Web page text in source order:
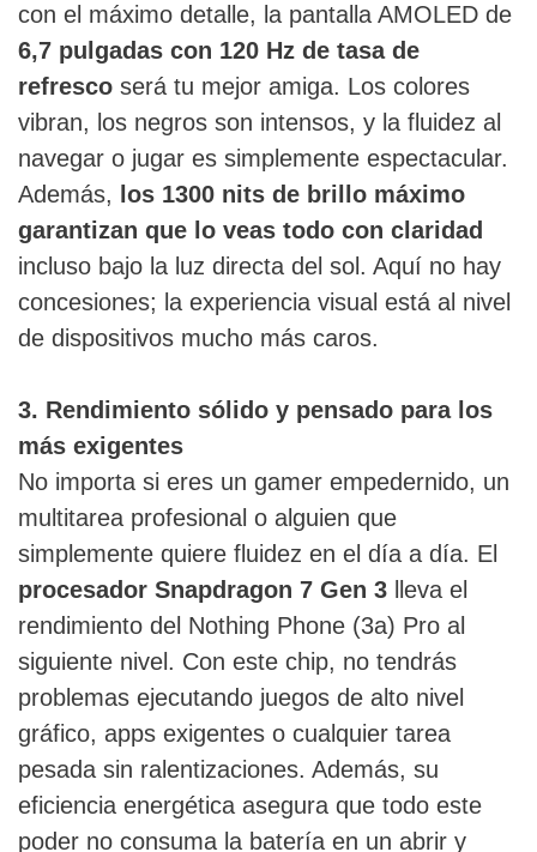
con el máximo detalle, la pantalla AMOLED de
6,7 pulgadas con 120 Hz de tasa de
refresco será tu mejor amiga. Los colores
vibran, los negros son intensos, y la fluidez al
navegar o jugar es simplemente espectacular.
Además,
los 1300 nits de brillo máximo
garantizan que lo veas todo con claridad
incluso bajo la luz directa del sol. Aquí no hay
concesiones; la experiencia visual está al nivel
de dispositivos mucho más caros.
3. Rendimiento sólido y pensado para los
más exigentes
No importa si eres un gamer empedernido, un
multitarea profesional o alguien que
simplemente quiere fluidez en el día a día. El
procesador Snapdragon 7 Gen 3 lleva el
rendimiento del Nothing Phone (3a) Pro al
siguiente nivel. Con este chip, no tendrás
problemas ejecutando juegos de alto nivel
gráfico, apps exigentes o cualquier tarea
pesada sin ralentizaciones. Además, su
eficiencia energética asegura que todo este
poder no consuma la batería en un abrir y